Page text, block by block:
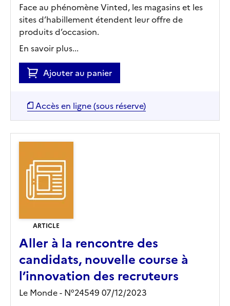
Face au phénomène Vinted, les magasins et les
sites d’habillement étendent leur offre de
produits d’occasion.
En savoir plus...
Ajouter au panier
Accès en ligne (sous réserve)
ARTICLE
Aller à la rencontre des
candidats, nouvelle course à
l’innovation des recruteurs
Le Monde - N°24549 07/12/2023